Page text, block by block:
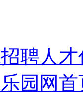
聘人
园网首